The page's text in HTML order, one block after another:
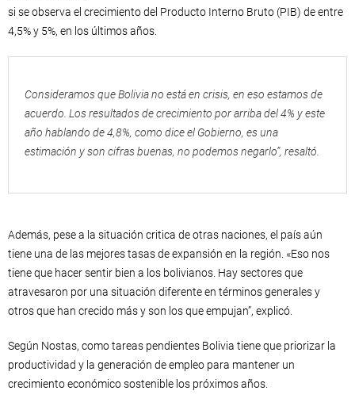
si se observa el crecimiento del Producto Interno Bruto (PIB) de entre
4,5% y 5%, en los últimos años.
Consideramos que Bolivia no está en crisis, en eso estamos de
acuerdo. Los resultados de crecimiento por arriba del 4% y este
año hablando de 4,8%, como dice el Gobierno, es una
estimación y son cifras buenas, no podemos negarlo”, resaltó.
Además, pese a la situación critica de otras naciones, el país aún
tiene una de las mejores tasas de expansión en la región. «Eso nos
tiene que hacer sentir bien a los bolivianos. Hay sectores que
atravesaron por una situación diferente en términos generales y
otros que han crecido más y son los que empujan”, explicó.
Según Nostas, como tareas pendientes Bolivia tiene que priorizar la
productividad y la generación de empleo para mantener un
crecimiento económico sostenible los próximos años.